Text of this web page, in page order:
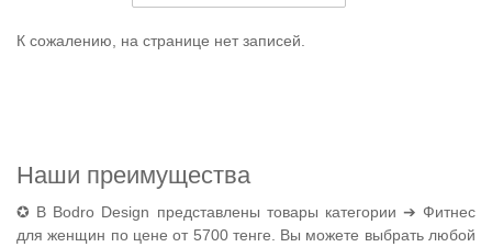
К сожалению, на странице нет записей.
Наши преимущества
✪ В Bodro Design представлены товары категории ➔ Фитнес
для женщин по цене от 5700 тенге. Вы можете выбрать любой